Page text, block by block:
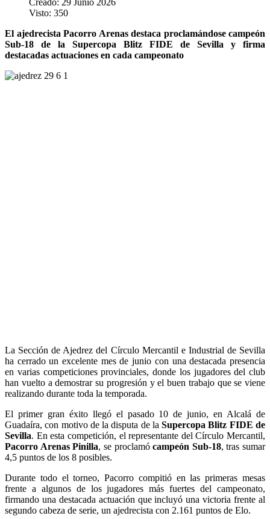
Visto: 350
El ajedrecista Pacorro Arenas destaca proclamándose campeón
Sub-18 de la Supercopa Blitz FIDE de Sevilla y firma
destacadas actuaciones en cada campeonato
La Sección de Ajedrez del Círculo Mercantil e Industrial de Sevilla
ha cerrado un excelente mes de junio con una destacada presencia
en varias competiciones provinciales, donde los jugadores del club
han vuelto a demostrar su progresión y el buen trabajo que se viene
realizando durante toda la temporada.
El primer gran éxito llegó el pasado 10 de junio, en Alcalá de
Guadaíra, con motivo de la disputa de laSupercopa Blitz FIDE de
Sevilla. En esta competición, el representante del Círculo Mercantil,
Pacorro Arenas Pinilla, se proclamócampeón Sub-18, tras sumar
4,5 puntos de los 8 posibles.
Durante todo el torneo, Pacorro compitió en las primeras mesas
frente a algunos de los jugadores más fuertes del campeonato,
firmando una destacada actuación que incluyó una victoria frente al
segundo cabeza de serie, un ajedrecista con 2.161 puntos de Elo.